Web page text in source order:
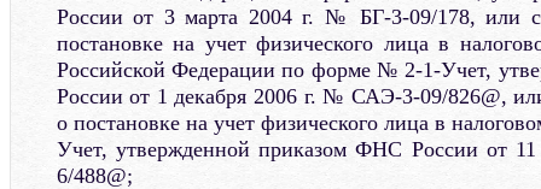
России от 3 марта 2004 г. № БГ-3-09/178, или
постановке на учет физического лица в
Российской Федерации по форме № 2-1-Учет,
России от 1 декабря 2006 г. № САЭ-3-09/826@,
о постановке на учет физического лица в
Учет, утвержденной приказом ФНС России от
6/488@;